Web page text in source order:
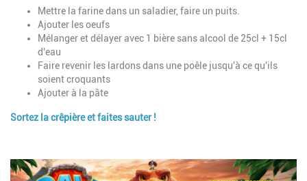
Mettre la farine dans un saladier, faire un puits.
Ajouter les oeufs
Mélanger et délayer avec 1 bière sans alcool de 25cl + 15cl
d'eau
Faire revenir les lardons dans une poêle jusqu'à ce qu'ils
soient croquants
Ajouter à la pâte
Sortez la crêpière et faites sauter !